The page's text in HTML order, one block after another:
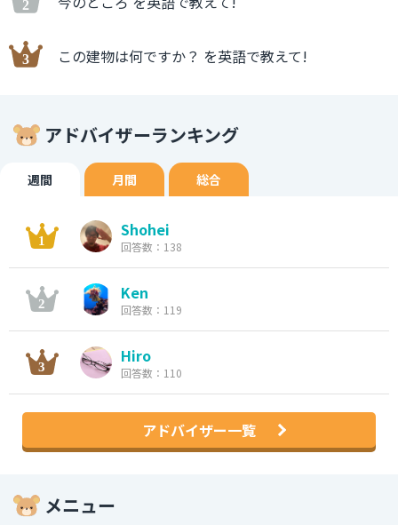
この建物は何ですか？ を英語で教えて!
アドバイザーランキング
週間 月間 総合
Shohei
回答数：138
Ken
回答数：119
Hiro
回答数：110
アドバイザー一覧
メニュー